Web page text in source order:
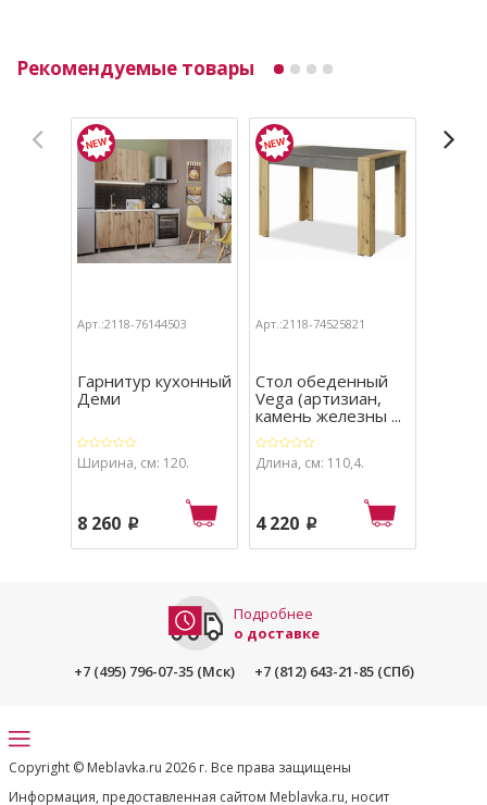
Рекомендуемые товары
Арт.:2118-76144503
Гарнитур кухонный
Деми
Ширина, см: 120.
8 260 p
Арт.:2118-74525821
Стол обеденный
Vega (артизиан,
камень железны ...
Длина, см: 110,4.
4 220 p
Подробнее
о доставке
+7 (495) 796-07-35 (Мск)
+7 (812) 643-21-85 (СПб)
Copyright © Meblavka.ru 2026 г. Все права защищены
Информация, предоставленная сайтом Meblavka.ru, носит